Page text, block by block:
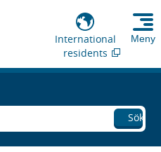
International
residents
Meny
Sök